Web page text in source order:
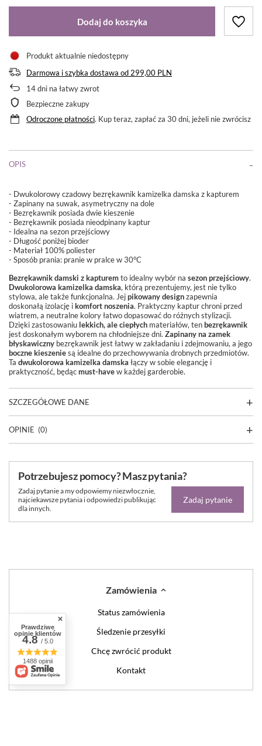
Dodaj do koszyka
Produkt aktualnie niedostępny
Darmowa i szybka dostawa od 299,00 PLN
14dni na łatwy zwrot
Bezpieczne zakupy
Odroczone płatności. Kup teraz, zapłać za 30 dni, jeżeli nie zwrócisz
OPIS
- Dwukolorowy czadowy bezrękawnik kamizelka damska z kapturem
- Zapinany na suwak, asymetryczny na dole
- Bezrękawnik posiada dwie kieszenie
- Bezrękawnik posiada nieodpinany kaptur
- Idealna na sezon przejściowy
- Długość poniżej bioder
- Materiał 100% poliester
- Sposób prania: pranie w pralce w 30°C
Bezrękawnik damski z kapturemto idealny wybór na sezon przejściowy.
Dwukolorowa kamizelka damska, którą prezentujemy, jest nie tylko
stylowa, ale także funkcjonalna. Jejpikowany designzapewnia
doskonałą izolację ikomfort noszenia. Praktyczny kaptur chroni przed
wiatrem, a neutralne kolory łatwo dopasować do różnych stylizacji.
Dzięki zastosowaniu lekkich, ale ciepłych materiałów, tenbezrękawnik
jest doskonałym wyborem na chłodniejsze dni. Zapinany na zamek
błyskawiczny bezrękawnik jest łatwy w zakładaniu i zdejmowaniu, a jego
boczne kieszeniesą idealne do przechowywania drobnych przedmiotów.
Ta dwukolorowa kamizelka damska łączy w sobie elegancję i
praktyczność, będącmust-havew każdej garderobie.
SZCZEGÓŁOWE DANE
OPINIE (0)
Potrzebujesz pomocy? Masz pytania?
Zadaj pytanie a my odpowiemy niezwłocznie,
najciekawsze pytania i odpowiedzi publikując
dla innych.
Zadaj pytanie
Zamówienia
Status zamówienia
Śledzenie przesyłki
Chcę zwrócić produkt
Kontakt
Prawdziwe
opinie klientów
4.8/ 5.0
1488 opinii